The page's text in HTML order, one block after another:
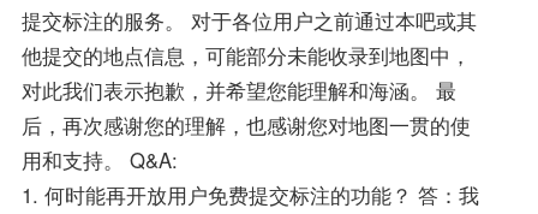
提交标注的服务。 对于各位用户之前通过本吧或其
他提交的地点信息，可能部分未能收录到地图中，
对此我们表示抱歉，并希望您能理解和海涵。 最
后，再次感谢您的理解，也感谢您对地图一贯的使
用和支持。 Q&A:
1. 何时能再开放用户免费提交标注的功能？ 答：我